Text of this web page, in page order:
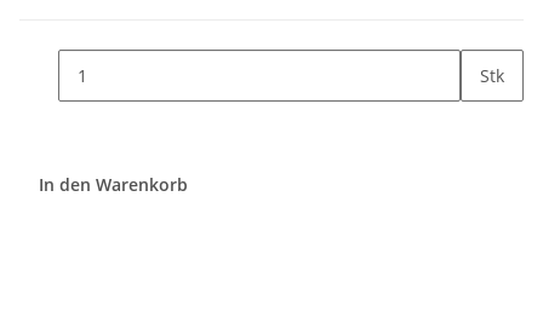
Stk
In den Warenkorb